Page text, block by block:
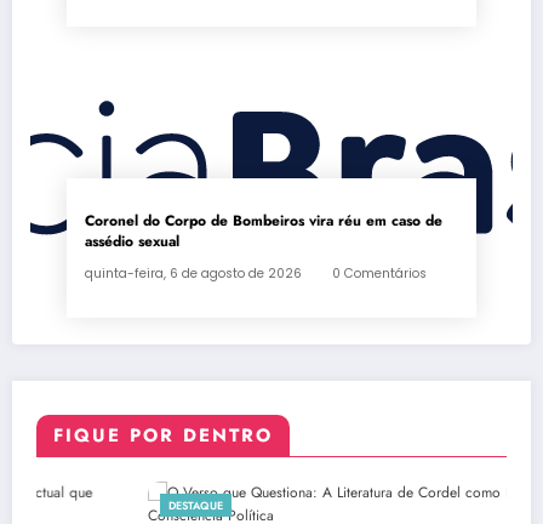
Coronel do Corpo de Bombeiros vira réu em caso de
assédio sexual
quinta-feira, 6 de agosto de 2026 0 Comentários
FIQUE POR DENTRO
DESTAQUE